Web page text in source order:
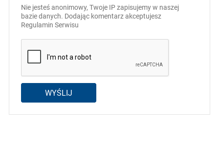
Nie jesteś anonimowy, Twoje IP zapisujemy w naszej
bazie danych. Dodając komentarz akceptujesz
Regulamin Serwisu
WYŚLIJ